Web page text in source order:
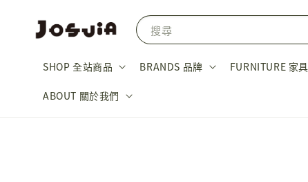
搜尋
SHOP 全站商品 BRANDS 品牌 FURNITURE 家具
ABOUT 關於我們